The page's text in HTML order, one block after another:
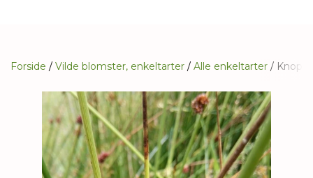
Forside Vilde blomster, enkeltarter Alle enkeltarter